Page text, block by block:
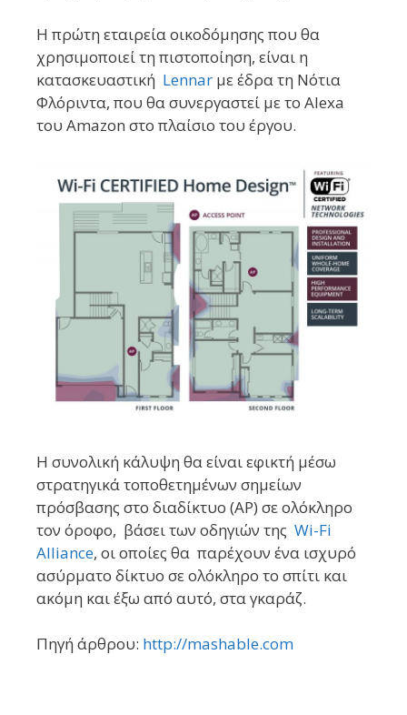
Η πρώτη εταιρεία οικοδόμησης που θα
χρησιμοποιεί τη πιστοποίηση, είναι η
κατασκευαστική Lennar με έδρα τη Νότια
Φλόριντα, που θα συνεργαστεί με το Alexa
του Amazon στο πλαίσιο του έργου.
Η συνολική κάλυψη θα είναι εφικτή μέσω
στρατηγικά τοποθετημένων σημείων
πρόσβασης στο διαδίκτυο (AP) σε ολόκληρο
τον όροφο, βάσει των οδηγιών της Wi-Fi
Alliance, οι οποίες θα παρέχουν ένα ισχυρό
ασύρματο δίκτυο σε ολόκληρο το σπίτι και
ακόμη και έξω από αυτό, στα γκαράζ.
Πηγή άρθρου: http://mashable.com